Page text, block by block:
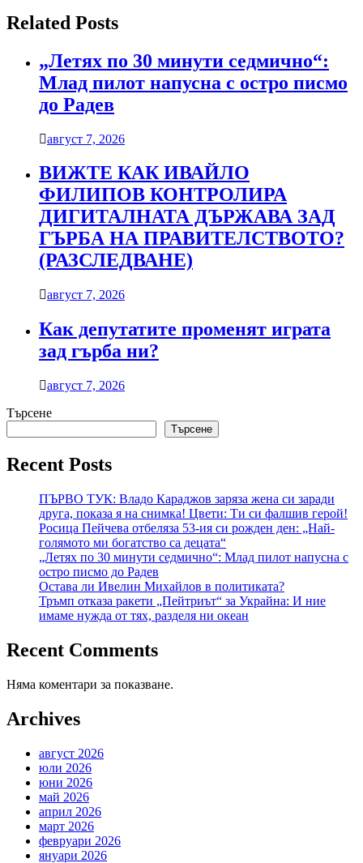
Related Posts
„Летях по 30 минути седмично“:
Млад пилот напусна с остро писмо
до Радев
август 7, 2026
ВИЖТЕ КАК ИВАЙЛО
ФИЛИПОВ КОНТРОЛИРА
ДИГИТАЛНАТА ДЪРЖАВА ЗАД
ГЪРБА НА ПРАВИТЕЛСТВОТО?
(РАЗСЛЕДВАНЕ)
август 7, 2026
Как депутатите променят играта
зад гърба ни?
август 7, 2026
Търсене
Търсене
Recent Posts
ПЪРВО ТУК: Владо Караджов заряза жена си заради
друга, показа я на снимка! Цвети: Ти си фалшив герой!
Росица Пейчева отбеляза 53-ия си рожден ден: „Най-
голямото ми богатство са децата“
„Летях по 30 минути седмично“: Млад пилот напусна с
остро писмо до Радев
Остава ли Ивелин Михайлов в политиката?
Тръмп отказа ракети „Пейтриът“ за Украйна: И ние
имаме нужда от тях, разделя ни океан
Recent Comments
Няма коментари за показване.
Archives
август 2026
юли 2026
юни 2026
май 2026
април 2026
март 2026
февруари 2026
януари 2026